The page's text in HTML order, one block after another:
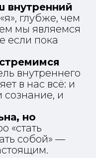
внутренний
глубже, чем
мы являемся
если пока
внутреннего
в нас всё: и
сознание, и
но
«стать
собой» —